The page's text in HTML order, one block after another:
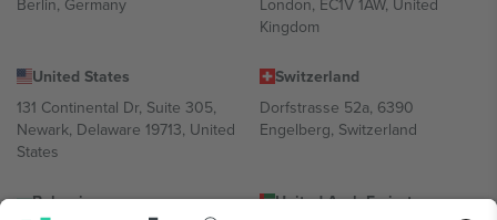
Berlin, Germany
London, EC1V 1AW, United
Kingdom
United States
131 Continental Dr, Suite 305,
Newark, Delaware 19713, United
States
Switzerland
Dorfstrasse 52a, 6390
Engelberg, Switzerland
Bulgaria
United Arab Emirates